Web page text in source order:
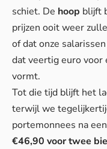
schiet. De hoop blijft
prijzen ooit weer
of dat onze
dat veertig euro voor
vormt.
Tot die tijd blijft het
terwijl we
portemonnees na
€46,90 voor twee